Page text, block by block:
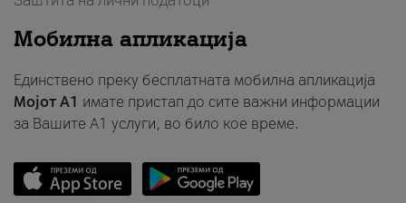
Мобилна апликација
Единствено преку бесплатната мобилна апликација
Мојот A1 имате пристап до сите важни информации
за Вашите A1 услуги, во било кое време.